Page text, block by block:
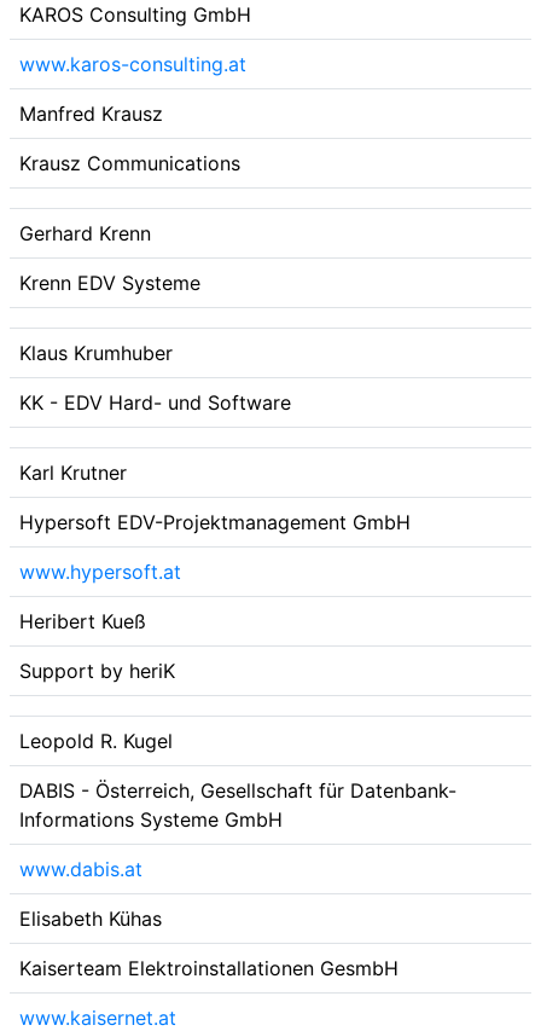
KAROS Consulting GmbH
www.karos-consulting.at
Manfred Krausz
Krausz Communications
Gerhard Krenn
Krenn EDV Systeme
Klaus Krumhuber
KK - EDV Hard- und Software
Karl Krutner
Hypersoft EDV-Projektmanagement GmbH
www.hypersoft.at
Heribert Kueß
Support by heriK
Leopold R. Kugel
DABIS - Österreich, Gesellschaft für Datenbank-
Informations Systeme GmbH
www.dabis.at
Elisabeth Kühas
Kaiserteam Elektroinstallationen GesmbH
www.kaisernet.at